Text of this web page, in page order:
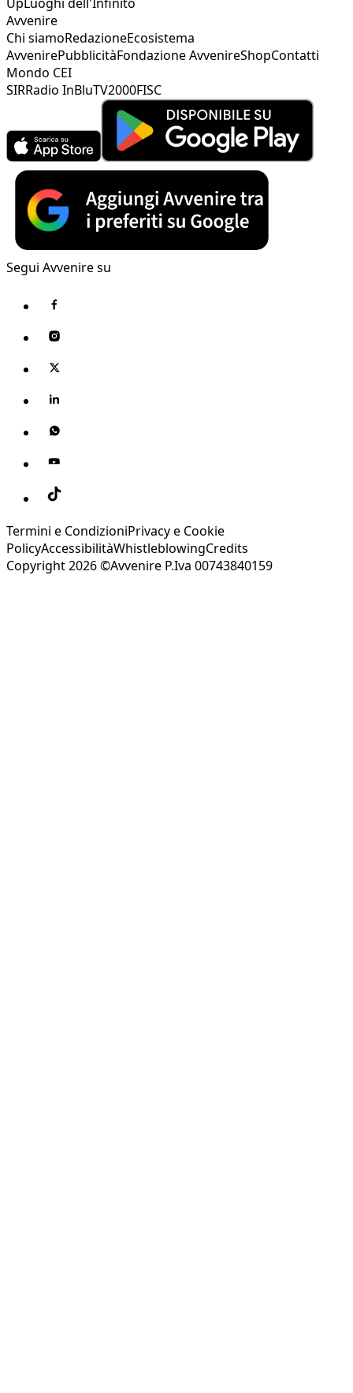
Avvenire
Chi siamoRedazioneEcosistema
AvvenirePubblicitàFondazione AvvenireShopContatti
Mondo CEI
SIRRadio InBluTV2000FISC
Segui Avvenire su
Termini e CondizioniPrivacy e Cookie
PolicyAccessibilitàWhistleblowingCredits
Copyright 2026 ©Avvenire P.Iva 00743840159